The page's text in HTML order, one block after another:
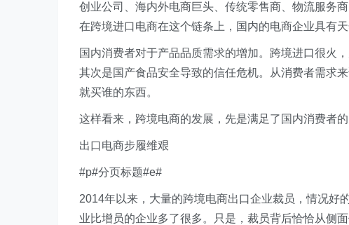
创业公司、海内外电商巨头、传统零售商、物流服务
在跨境进口电商在这个链条上，国内的电商企业具有
国内消费者对于产品品质需求的增加。跨境进口很火
其次是国产食品安全导致的信任危机。从消费者需求
就买谁的东西。
这样看来，跨境电商的发展，先是满足了国内消费者
出口电商步履维艰
#p#分页标题#e#
2014年以来，大量的跨境电商出口企业裁员，情况好
业比增员的企业多了很多。只是，裁员背后恰恰从侧